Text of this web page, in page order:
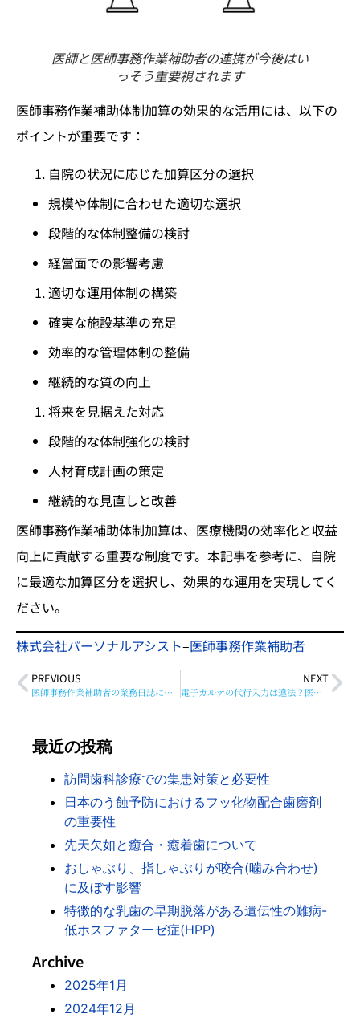
医師と医師事務作業補助者の連携が今後はい
っそう重要視されます
医師事務作業補助体制加算の効果的な活用には、以下の
ポイントが重要です：
自院の状況に応じた加算区分の選択
規模や体制に合わせた適切な選択
段階的な体制整備の検討
経営面での影響考慮
適切な運用体制の構築
確実な施設基準の充足
効率的な管理体制の整備
継続的な質の向上
将来を見据えた対応
段階的な体制強化の検討
人材育成計画の策定
継続的な見直しと改善
医師事務作業補助体制加算は、医療機関の効率化と収益
向上に貢献する重要な制度です。本記事を参考に、自院
に最適な加算区分を選択し、効果的な運用を実現してく
ださい。
株式会社パーソナルアシスト–医師事務作業補助者
PREVIOUS
医師事務作業補助者の業務日誌について
NEXT
電子カルテの代行入力は違法？医師事務作業補助者の仕事内容とメリット
最近の投稿
訪問歯科診療での集患対策と必要性
日本のう蝕予防におけるフッ化物配合歯磨剤
の重要性
先天欠如と癒合・癒着歯について
おしゃぶり、指しゃぶりが咬合(噛み合わせ)
に及ぼす影響
特徴的な乳歯の早期脱落がある遺伝性の難病-
低ホスファターゼ症(HPP)
Archive
2025年1月
2024年12月